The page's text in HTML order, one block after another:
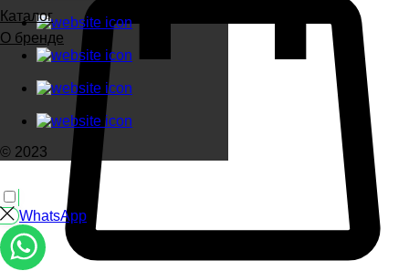
Каталог
О бренде
© 2023
WhatsApp